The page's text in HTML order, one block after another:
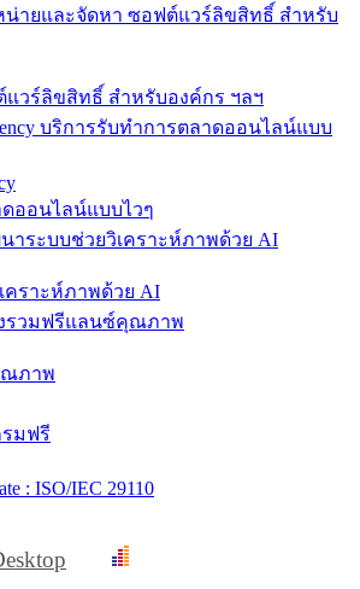
วร์ลิขสิทธิ์ สำหรับองค์กร ฯลฯ
ออนไลน์แบบไวๆ
ราะห์ภาพด้วย AI
ณภาพ